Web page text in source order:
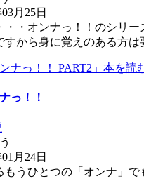
月25日
・・オンナっ！！のシリ
すから身に覚えのある方は
ナっ！！ PART2」本を読
っ！！
月24日
もうひとつの「オンナ」